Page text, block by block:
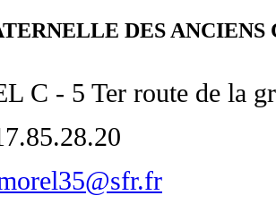
DES
C - 5 Ter route de la